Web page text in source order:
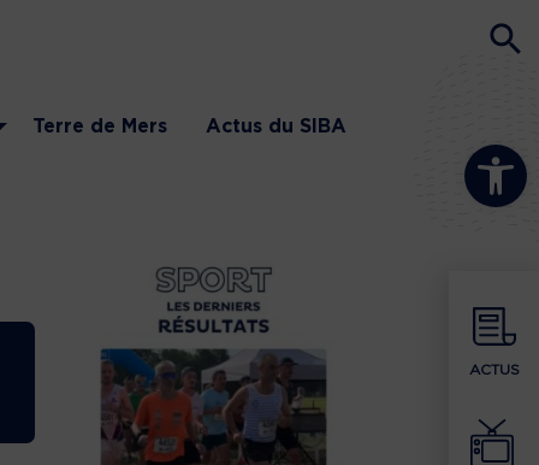
Ouvrir la
ACTUS
Terre de Mers Actus du SIBA